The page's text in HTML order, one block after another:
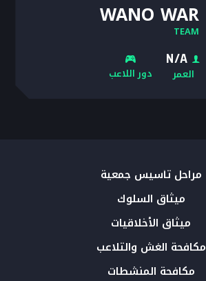
WANO WAR
TEAM
N/A
العمر دور اللاعب
مراحل تأسيس جمعية
ميثاق السلوك
ميثاق الأخلاقيات
مكافحة الغش والتلاعب
مكافحة المنشطات